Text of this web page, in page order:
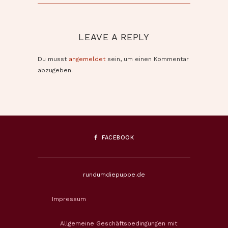
LEAVE A REPLY
Du musst angemeldetsein, um einen Kommentar
abzugeben.
FACEBOOK
rundumdiepuppe.de
Impressum
Allgemeine Geschäftsbedingungen mit